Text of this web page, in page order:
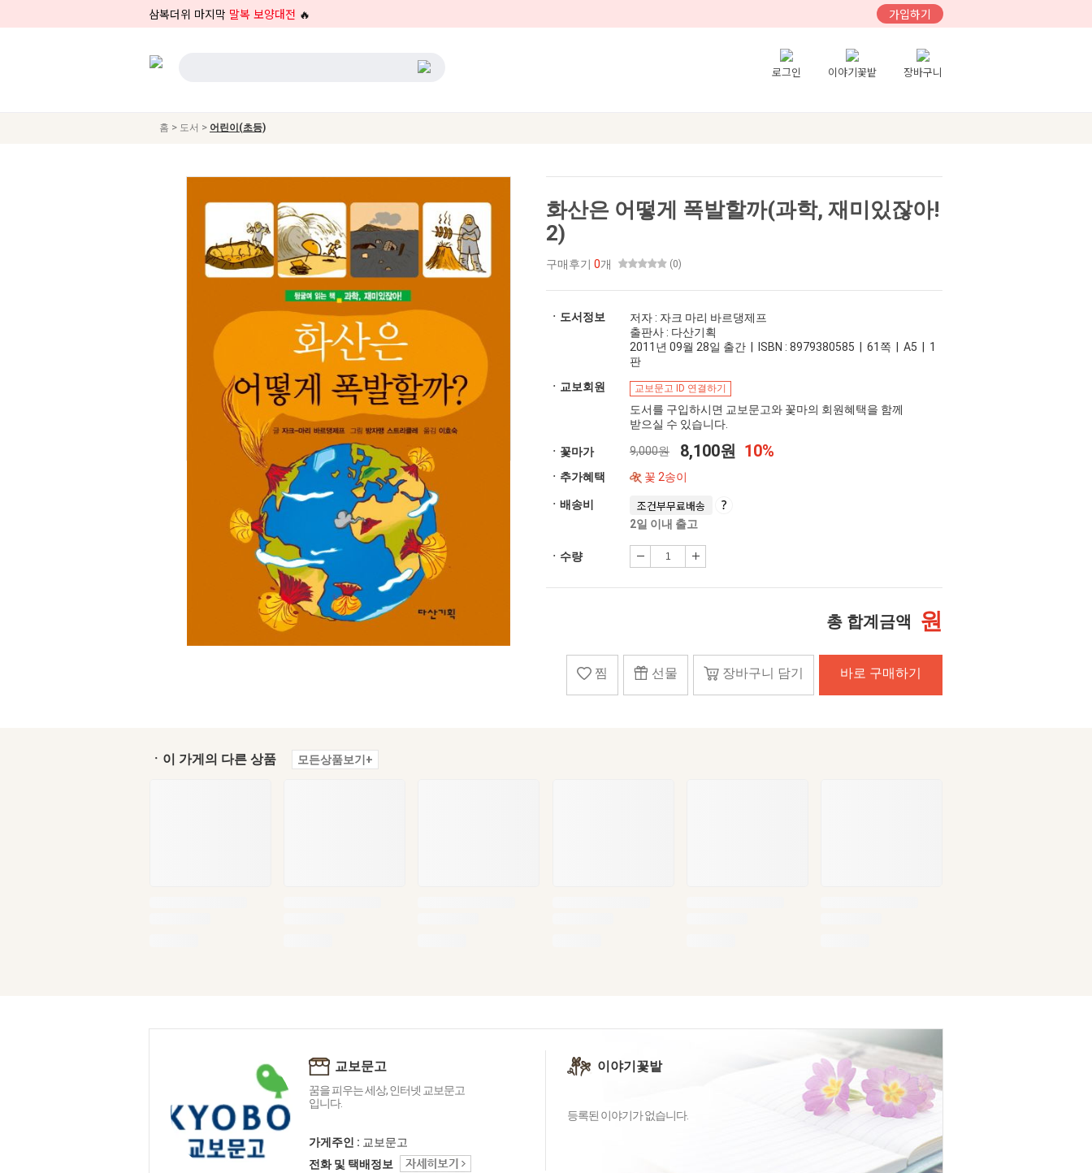
삼복더위 마지막 말복 보양대전 🔥 가입하기
로그인 이야기꽃밭 장바구니
홈 > 도서 > 어린이(초등)
화산은 어떻게 폭발할까(과학, 재미있잖아!
2)
구매후기 0개 (0)
ㆍ도서정보
저자 : 자크 마리 바르댕제프
출판사 : 다산기획
2011년 09월 28일 출간 | ISBN : 8979380585 | 61쪽 | A5 | 1
판
ㆍ교보회원
교보문고 ID 연결하기
도서를 구입하시면 교보문고와 꽃마의 회원혜택을 함께
받으실 수 있습니다.
ㆍ꽃마가 9,000원 8,100원 10%
ㆍ추가혜택 꽃 2송이
ㆍ배송비 조건부무료배송
2일 이내 출고
ㆍ수량
총 합계금액 원
찜 선물 장바구니 담기 바로 구매하기
ㆍ이 가게의 다른 상품 모든상품보기+
교보문고
꿈을 피우는 세상, 인터넷 교보문고
입니다.
가게주인 : 교보문고
전화 및 택배정보
이야기꽃밭
등록된 이야기가 없습니다.